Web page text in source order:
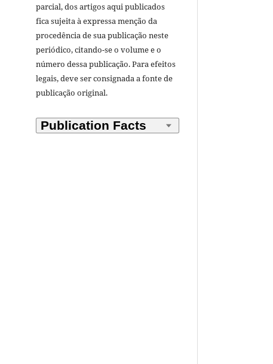
parcial, dos artigos aqui publicados
fica sujeita à expressa menção da
procedência de sua publicação neste
periódico, citando-se o volume e o
número dessa publicação. Para efeitos
legais, deve ser consignada a fonte de
publicação original.